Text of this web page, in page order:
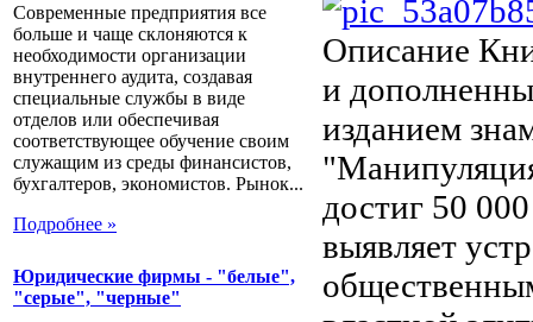
Современные предприятия все
больше и чаще склоняются к
необходимости организации
внутреннего аудита, создавая
специальные службы в виде
отделов или обеспечивая
соответствующее обучение своим
служащим из среды финансистов,
бухгалтеров, экономистов. Рынок...
Подробнее »
Юридические фирмы - "белые",
"серые", "черные"
Описание
и
изданием
достиг 50
выявляет